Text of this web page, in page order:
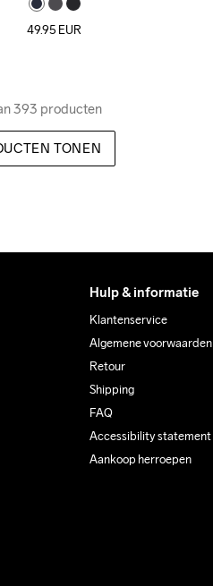
49.95 EUR
393 producten
TONEN
Hulp & informatie
Klantenservice
Algemene voorwaarden
Retour
Shipping
FAQ
Accessibility statement
Aankoop herroepen